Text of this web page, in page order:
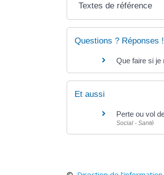
Textes de référence
Questions ? Réponses !
Que faire si je
Et aussi
Perte ou vol
Social - Santé